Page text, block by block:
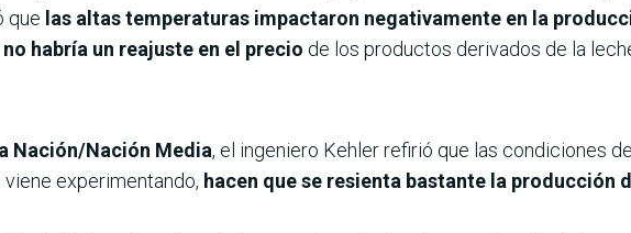
que las altas temperaturas impactaron negativamente en la
habría un reajuste en el precio de los productos derivados de la
Nación/Nación Media, el ingeniero Kehler refirió que las condiciones
experimentando, hacen que se resienta bastante la producción